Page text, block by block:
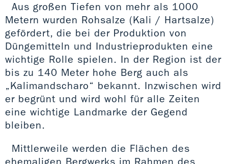
Aus großen Tiefen von mehr als 1000
Metern wurden Rohsalze (Kali / Hartsalze)
gefördert, die bei der Produktion von
Düngemitteln und Industrieprodukten eine
wichtige Rolle spielen. In der Region ist der
bis zu 140 Meter hohe Berg auch als
„Kalimandscharo“ bekannt. Inzwischen wird
er begrünt und wird wohl für alle Zeiten
eine wichtige Landmarke der Gegend
bleiben.
Mittlerweile werden die Flächen des